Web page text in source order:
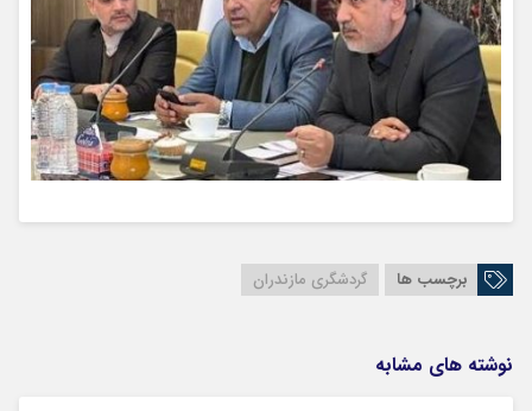
برچسب ها گردشگری مازندران
نوشته های مشابه